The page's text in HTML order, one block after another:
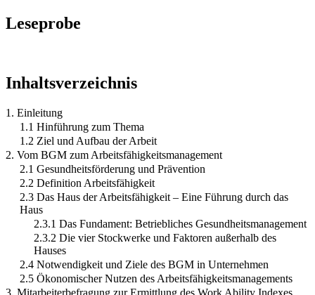
Leseprobe
Inhaltsverzeichnis
1. Einleitung
1.1 Hinführung zum Thema
1.2 Ziel und Aufbau der Arbeit
2. Vom BGM zum Arbeitsfähigkeitsmanagement
2.1 Gesundheitsförderung und Prävention
2.2 Definition Arbeitsfähigkeit
2.3 Das Haus der Arbeitsfähigkeit – Eine Führung durch das
Haus
2.3.1 Das Fundament: Betriebliches Gesundheitsmanagement
2.3.2 Die vier Stockwerke und Faktoren außerhalb des
Hauses
2.4 Notwendigkeit und Ziele des BGM in Unternehmen
2.5 Ökonomischer Nutzen des Arbeitsfähigkeitsmanagements
3. Mitarbeiterbefragung zur Ermittlung des Work Ability Indexes